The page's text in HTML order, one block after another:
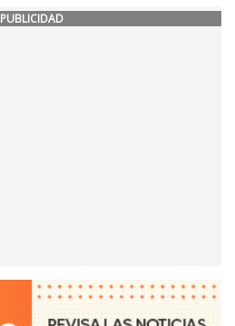
PUBLICIDAD